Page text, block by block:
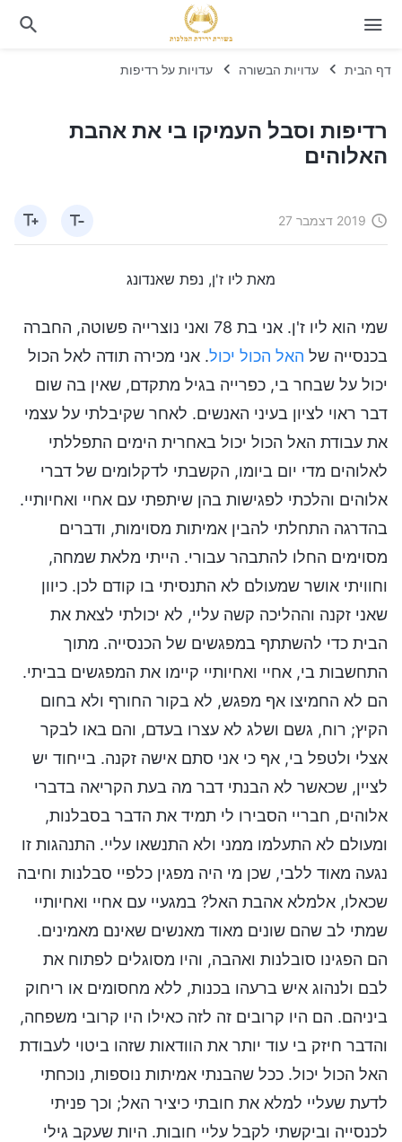
דף הבית עדויות הבשורה עדויות על רדיפות
רדיפות וסבל העמיקו בי את אהבת
האלוהים
2019 דצמבר 27
מאת ליו ז'ן, נפת שאנדונג
שמי הוא ליו ז'ן. אני בת 78 ואני נוצרייה פשוטה, החברה
בכנסייה של האל הכול יכול. אני מכירה תודה לאל הכול
יכול על שבחר בי, כפרייה בגיל מתקדם, שאין בה שום
דבר ראוי לציון בעיני האנשים. לאחר שקיבלתי על עצמי
את עבודת האל הכול יכול באחרית הימים התפללתי
לאלוהים מדי יום ביומו, הקשבתי לדקלומים של דברי
אלוהים והלכתי לפגישות בהן שיתפתי עם אחיי ואחיותיי.
בהדרגה התחלתי להבין אמיתות מסוימות, ודברים
מסוימים החלו להתבהר עבורי. הייתי מלאת שמחה,
וחוויתי אושר שמעולם לא התנסיתי בו קודם לכן. כיוון
שאני זקנה וההליכה קשה עליי, לא יכולתי לצאת את
הבית כדי להשתתף במפגשים של הכנסייה. מתוך
התחשבות בי, אחיי ואחיותיי קיימו את המפגשים בביתי.
הם לא החמיצו אף מפגש, לא בקור החורף ולא בחום
הקיץ; רוח, גשם ושלג לא עצרו בעדם, והם באו לבקר
אצלי ולטפל בי, אף כי אני סתם אישה זקנה. בייחוד יש
לציין, שכאשר לא הבנתי דבר מה בעת הקריאה בדברי
אלוהים, חבריי הסבירו לי תמיד את הדבר בסבלנות,
ומעולם לא התעלמו ממני ולא התנשאו עליי. התנהגות זו
נגעה מאוד ללבי, שכן מי היה מפגין כלפיי סבלנות וחיבה
שכאלו, אלמלא אהבת האל? במגעיי עם אחיי ואחיותיי
שמתי לב שהם שונים מאוד מאנשים שאינם מאמינים.
הם הפגינו סובלנות ואהבה, והיו מסוגלים לפתוח את
לבם ולנהוג איש ברעהו בכנות, ללא מחסומים או ריחוק
ביניהם. הם היו קרובים זה לזה כאילו היו קרובי משפחה,
והדבר חיזק בי עוד יותר את הוודאות שזהו ביטוי לעבודת
האל הכול יכול. ככל שהבנתי אמיתות נוספות, נוכחתי
לדעת שעליי למלא את חובתי כיציר האל; וכך פניתי
לכנסייה וביקשתי לקבל עליי חובות. היות שעקב גילי